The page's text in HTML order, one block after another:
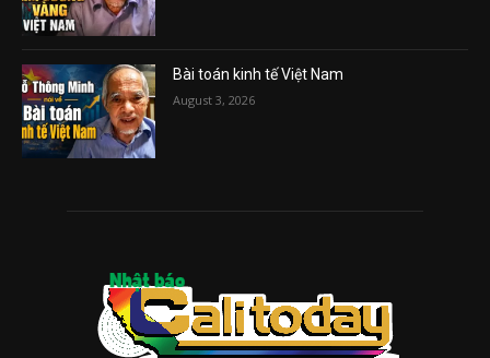
Bài toán kinh tế Việt Nam
August 3, 2026